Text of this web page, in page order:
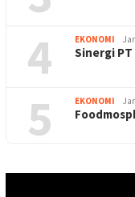
4 EKONOMI
Sinergi PT
5 EKONOMI